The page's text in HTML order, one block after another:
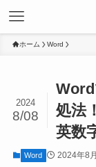
ホーム Word
処法
英数
2024
8/08
Word 2024年8